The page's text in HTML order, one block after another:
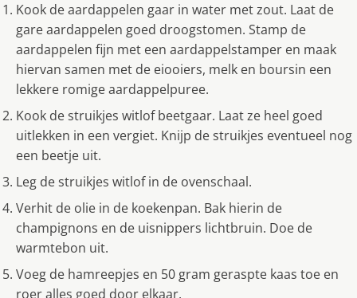
Kook de aardappelen gaar in water met zout. Laat de
gare aardappelen goed droogstomen. Stamp de
aardappelen fijn met een aardappelstamper en maak
hiervan samen met de eiooiers, melk en boursin een
lekkere romige aardappelpuree.
Kook de struikjes witlof beetgaar. Laat ze heel goed
uitlekken in een vergiet. Knijp de struikjes eventueel nog
een beetje uit.
Leg de struikjes witlof in de ovenschaal.
Verhit de olie in de koekenpan. Bak hierin de
champignons en de uisnippers lichtbruin. Doe de
warmtebon uit.
Voeg de hamreepjes en 50 gram geraspte kaas toe en
roer alles goed door elkaar.